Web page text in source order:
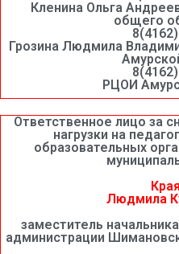
Кленина Ольга
общего
Грозина Людмила
РЦОИ
Ответственное лицо за
нагрузки на
образовательных
Людмила
заместитель
администрации